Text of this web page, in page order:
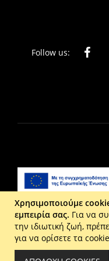
Follow us:
Liberta Ε.Π.Ε. - Τ:
Copyright ©
Χρησιμοποιούμε
εμπειρία σας. Για να
την ιδιωτική ζωή,
για να ορίσετε τα